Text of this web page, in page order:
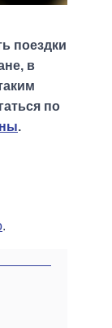
поездки
в
по
.
.